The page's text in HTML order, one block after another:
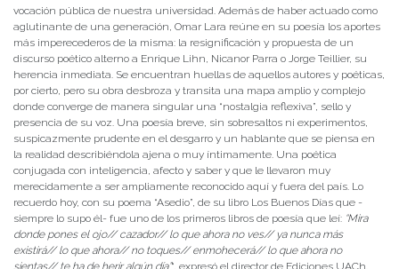
vocación pública de nuestra universidad. Además de haber actuado como
aglutinante de una generación, Omar Lara reúne en su poesía los aportes
más imperecederos de la misma: la resignificación y propuesta de un
discurso poético alterno a Enrique Lihn, Nicanor Parra o Jorge Teillier, su
herencia inmediata. Se encuentran huellas de aquellos autores y poéticas,
por cierto, pero su obra desbroza y transita una mapa amplio y complejo
donde converge de manera singular una “nostalgia reflexiva”, sello y
presencia de su voz. Una poesía breve, sin sobresaltos ni experimentos,
suspicazmente prudente en el desgarro y un hablante que se piensa en
la realidad describiéndola ajena o muy íntimamente. Una poética
conjugada con inteligencia, afecto y saber y que le llevaron muy
merecidamente a ser ampliamente reconocido aquí y fuera del país. Lo
recuerdo hoy, con su poema “Asedio”, de su libro Los Buenos Días que -
siempre lo supo él- fue uno de los primeros libros de poesía que leí: “Mira
donde pones el ojo// cazador// lo que ahora no ves// ya nunca más
existirá// lo que ahora// no toques// enmohecerá// lo que ahora no
sientas// te ha de herir algún día”“, expresó el director de Ediciones UACh.